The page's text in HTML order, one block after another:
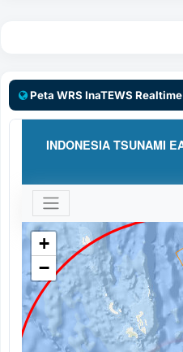
Peta WRS InaTEWS Realtime